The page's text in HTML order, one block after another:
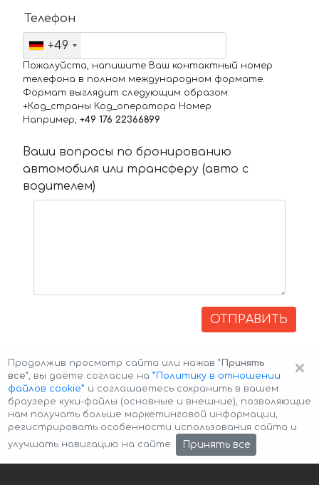
Телефон
+49
Пожалуйста, напишите Ваш контактный номер
телефона в полном международном формате.
Формат выглядит следующим образом:
+Код_страны Код_оператора Номер
Например, +49 176 22366899
Ваши вопросы по бронированию
автомобиля или трансферу (авто с
водителем)
ОТПРАВИТЬ
Авторские права © 2026 Авто-Аренда Cookie Policy
×
Продолжив просмотр сайта или нажав "Принять
все", вы даёте согласие на ”Политику в отношении
файлов cookie” и соглашаетесь сохранить в вашем
браузере куки-файлы (основные и внешние), позволяющие
нам получать больше маркетинговой информации,
регистрировать особенности использования сайта и
улучшать навигацию на сайте.
Принять все